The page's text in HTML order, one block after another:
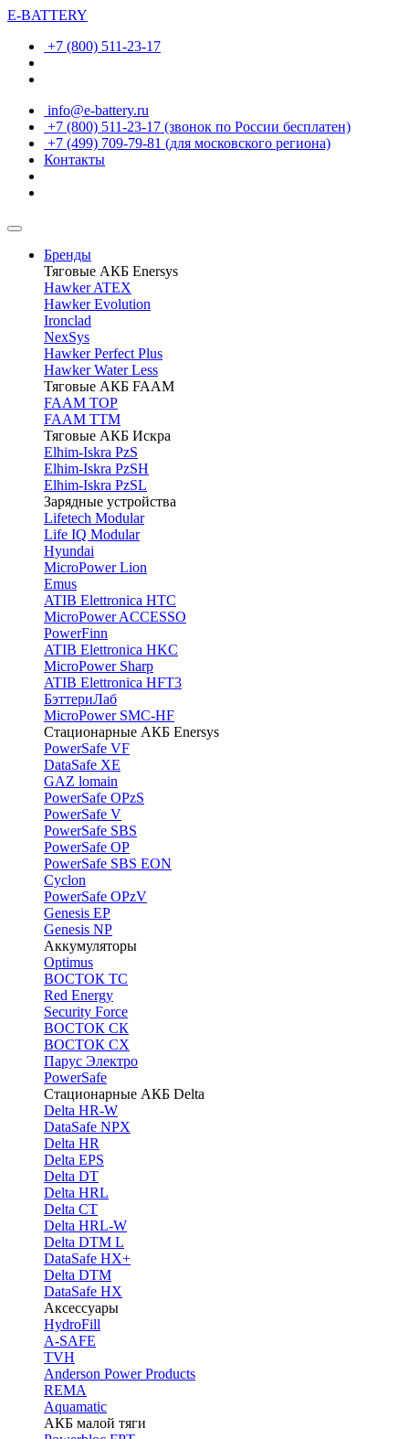
E-BATTERY
+7 (800) 511-23-17
info@e-battery.ru
+7 (800) 511-23-17 (звонок по России бесплатен)
+7 (499) 709-79-81 (для московского региона)
Контакты
Бренды
Тяговые АКБ Enersys
Hawker ATEX
Hawker Evolution
Ironclad
NexSys
Hawker Perfect Plus
Hawker Water Less
Тяговые АКБ FAAM
FAAM TOP
FAAM TTM
Тяговые АКБ Искра
Elhim-Iskra PzS
Elhim-Iskra PzSH
Elhim-Iskra PzSL
Зарядные устройства
Lifetech Modular
Life IQ Modular
Hyundai
MicroPower Lion
Emus
ATIB Elettronica HTC
MicroPower ACCESSO
PowerFinn
ATIB Elettronica HKC
MicroPower Sharp
ATIB Elettronica HFT3
БэттериЛаб
MicroPower SMC-HF
Стационарные АКБ Enersys
PowerSafe VF
DataSafe XE
GAZ lomain
PowerSafe OPzS
PowerSafe V
PоwerSafe SBS
PowerSafe OP
PоwerSafe SBS EON
Cyclon
PowerSafe OPzV
Genesis EP
Genesis NP
Аккумуляторы
Optimus
ВОСТОК ТС
Red Energy
Security Force
ВОСТОК СК
ВОСТОК СХ
Парус Электро
PowerSafe
Стационарные АКБ Delta
Delta HR-W
DataSafe NPX
Delta HR
Delta EPS
Delta DT
Delta HRL
Delta CT
Delta HRL-W
Delta DTM L
DataSafe HX+
Delta DTM
DataSafe HX
Аксессуары
HydroFill
A-SAFE
TVH
Anderson Power Products
REMA
Aquamatic
АКБ малой тяги